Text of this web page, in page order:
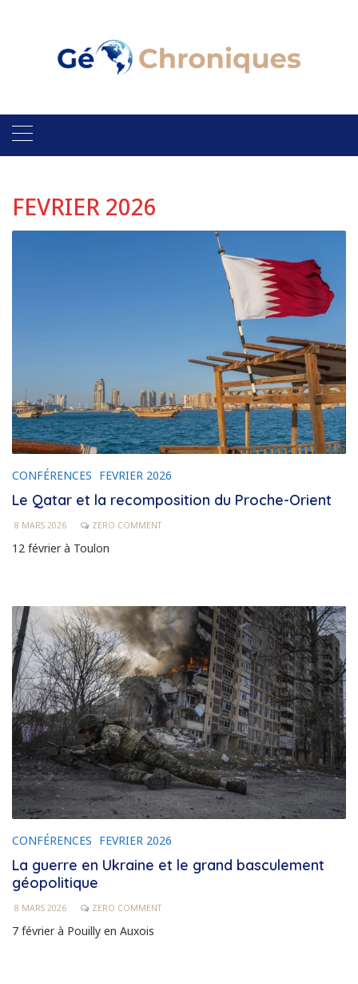
FEVRIER 2026
CONFÉRENCES FEVRIER 2026
Le Qatar et la recomposition du Proche-Orient
8 MARS 2026 ZERO COMMENT
12 février à Toulon
CONFÉRENCES FEVRIER 2026
La guerre en Ukraine et le grand basculement
géopolitique
8 MARS 2026 ZERO COMMENT
7 février à Pouilly en Auxois